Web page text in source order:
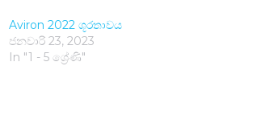
Aviron 2022 ශූරතාව​ය
ජනවාරි 23, 2023
In "1 - 5 ශ්‍රේණි"